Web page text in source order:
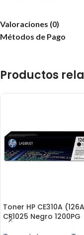
Valoraciones (0)
Métodos de Pago
Productos
Toner HP CE310A
CP1025 Negro 1200PG